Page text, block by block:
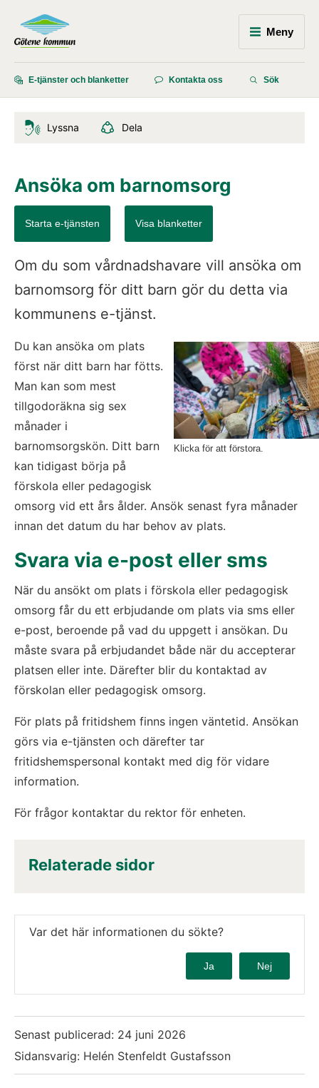
Meny
E-tjänster och blanketter Kontakta oss Sök
Lyssna Dela
Ansöka om barnomsorg
Starta e-tjänsten Visa blanketter
Om du som vårdnadshavare vill ansöka om
barnomsorg för ditt barn gör du detta via
kommunens e-tjänst.
Klicka för att förstora.
Du kan ansöka om plats
först när ditt barn har fötts.
Man kan som mest
tillgodoräkna sig sex
månader i
barnomsorgskön. Ditt barn
kan tidigast börja på
förskola eller pedagogisk
omsorg vid ett års ålder. Ansök senast fyra månader
innan det datum du har behov av plats.
Svara via e-post eller sms
När du ansökt om plats i förskola eller pedagogisk
omsorg får du ett erbjudande om plats via sms eller
e-post, beroende på vad du uppgett i ansökan. Du
måste svara på erbjudandet både när du accepterar
platsen eller inte. Därefter blir du kontaktad av
förskolan eller pedagogisk omsorg.
För plats på fritidshem finns ingen väntetid. Ansökan
görs via e-tjänsten och därefter tar
fritidshemspersonal kontakt med dig för vidare
information.
För frågor kontaktar du rektor för enheten.
Relaterade sidor
Var det här informationen du sökte?
Ja Nej
Senast publicerad: 24 juni 2026
Sidansvarig: Helén Stenfeldt Gustafsson